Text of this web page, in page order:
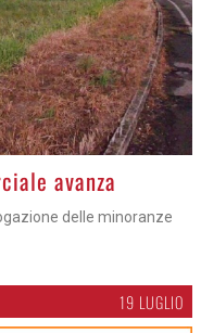
avanza
delle minoranze
19 LUGLIO